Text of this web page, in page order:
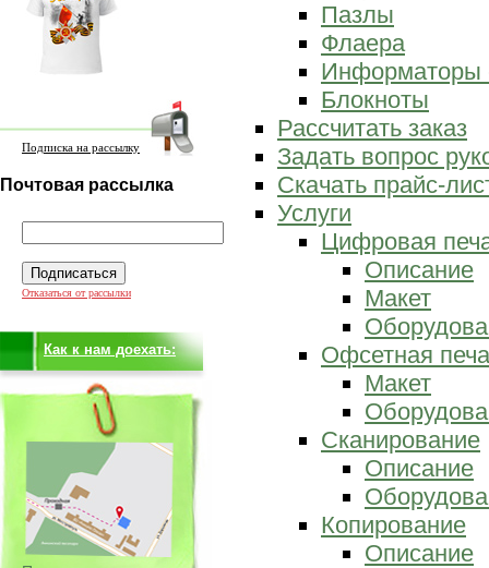
Подписка на рассылку
Почтовая рассылка
Отказаться от рассылки
Как к нам доехать:
Пазлы
Флаера
Информаторы
Блокноты
Рассчитать заказ
Задать вопрос
Скачать прайс-
Услуги
Цифровая
Описание
Макет
Офсетная
Макет
Сканирование
Описание
Копирование
Описание